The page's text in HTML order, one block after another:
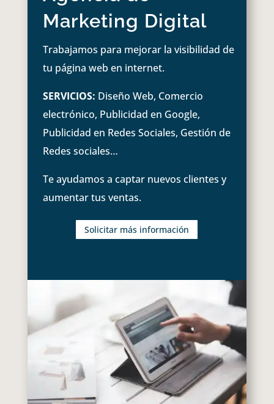
Marketing Digital
Trabajamos para mejorar la visibilidad de
tu página web en internet.
SERVICIOS: Diseño Web, Comercio
electrónico, Publicidad en Google,
Publicidad en Redes Sociales, Gestión de
Redes sociales…
Te ayudamos a captar nuevos clientes y
aumentar tus ventas.
Solicitar más información